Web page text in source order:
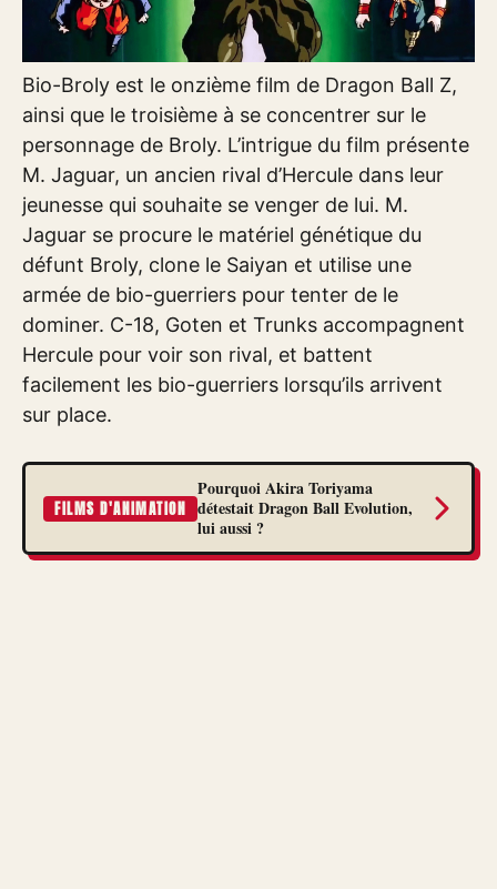
Bio-Broly est le onzième film de Dragon Ball Z,
ainsi que le troisième à se concentrer sur le
personnage de Broly. L’intrigue du film présente
M. Jaguar, un ancien rival d’Hercule dans leur
jeunesse qui souhaite se venger de lui. M.
Jaguar se procure le matériel génétique du
défunt Broly, clone le Saiyan et utilise une
armée de bio-guerriers pour tenter de le
dominer. C-18, Goten et Trunks accompagnent
Hercule pour voir son rival, et battent
facilement les bio-guerriers lorsqu’ils arrivent
sur place.
FILMS D'ANIMATION
Pourquoi Akira Toriyama
détestait Dragon Ball Evolution,
lui aussi ?